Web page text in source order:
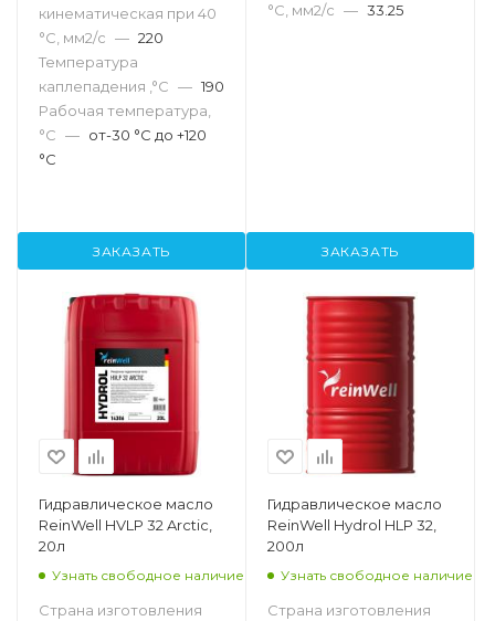
кинематическая при 40
°С, мм2/с — 220
Температура
каплепадения ,°C — 190
Рабочая температура,
°С — от-30 °С до +120
°С
ЗАКАЗАТЬ
°С, мм2/с — 33.25
ЗАКАЗАТЬ
Гидравлическое масло
ReinWell HVLP 32 Arctic,
20л
Узнать свободное наличие
Страна изготовления
Гидравлическое масло
ReinWell Hydrol HLP 32,
200л
Узнать свободное наличие
Страна изготовления